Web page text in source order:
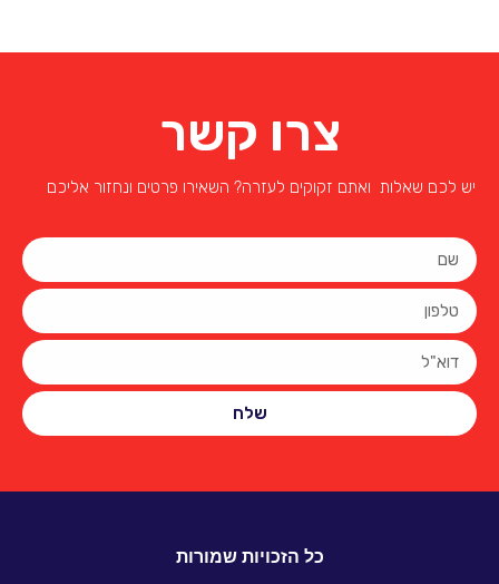
צרו קשר
יש לכם שאלות ואתם זקוקים לעזרה? השאירו פרטים ונחזור אליכם
שלח
כל הזכויות שמורות